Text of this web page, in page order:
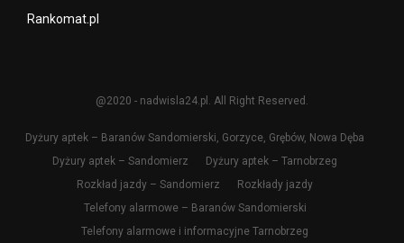
Rankomat.pl
@2020 - nadwisla24.pl. All Right Reserved.
Dyżury aptek – Baranów Sandomierski, Gorzyce, Grębów, Nowa Dęba
Dyżury aptek – Sandomierz
Dyżury aptek – Tarnobrzeg
Rozkład jazdy – Sandomierz
Rozkłady jazdy
Telefony alarmowe – Baranów Sandomierski
Telefony alarmowe i informacyjne Tarnobrzeg